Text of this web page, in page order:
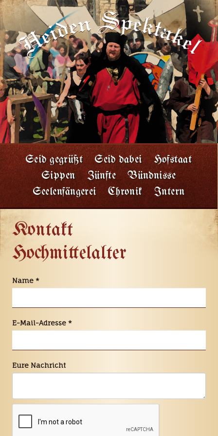
Seid gegrüßt Seid dabei
Hofstaat
Sippen
Zünfte
Bündnisse
Seelenfängerei
Chronik Intern
Kontakt
Hochmittelalter
Name *
E-Mail-Adresse *
Eure Nachricht